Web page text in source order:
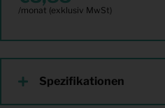
Spezifikationen